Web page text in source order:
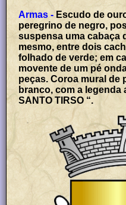
Armas - Escudo de
peregrino de negro,
suspensa uma cabaça
mesmo, entre dois
folhado de verde; em
movente de um pé
peças. Coroa mural de
branco, com a legenda
SANTO TIRSO “.